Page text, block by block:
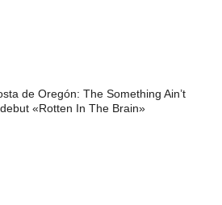
de Oregón: The Something Ain’t
«Rotten In The Brain»